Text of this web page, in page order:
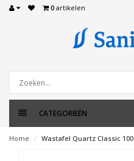
0 artikelen
CATEGORIEËN
Home Wastafel Quartz Classic 100